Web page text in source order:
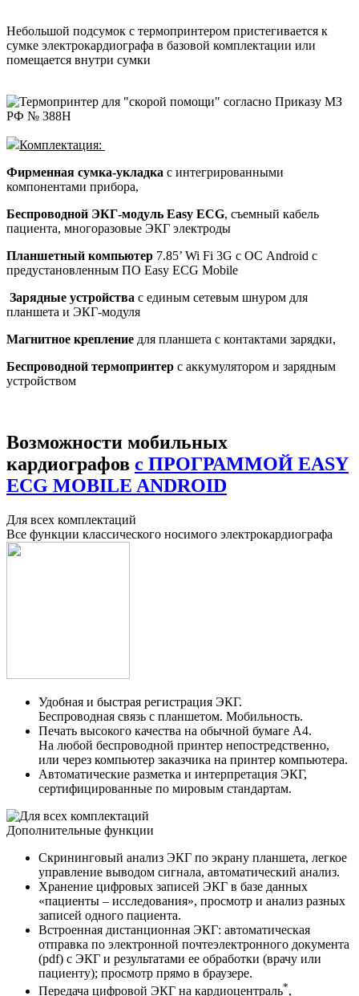
Небольшой подсумок с термопринтером пристегивается к
сумке электрокардиографа в базовой комплектации или
помещается внутри сумки
Комплектация:
Фирменная сумка-укладка с интегрированными
компонентами прибора,
Беспроводной ЭКГ-модуль Easy ECG, съемный кабель
пациента, многоразовые ЭКГ электроды
Планшетный компьютер 7.85’ Wi Fi 3G с ОС Android с
предустановленным ПО Easy ECG Mobile
Зарядные устройства с единым сетевым шнуром для
планшета и ЭКГ-модуля
Магнитное крепление для планшета с контактами зарядки,
Беспроводной термопринтер с аккумулятором и зарядным
устройством
Возможности мобильных
кардиографов с ПРОГРАММОЙ EASY
ECG MOBILE ANDROID
Для всех комплектаций
Все функции классического носимого электрокардиографа
Удобная и быстрая регистрация ЭКГ.
Беспроводная связь с планшетом. Мобильность.
Печать высокого качества на обычной бумаге А4.
На любой беспроводной принтер непостредственно,
или через компьютер заказчика на принтер компьютера.
Автоматические разметка и интерпретация ЭКГ,
сертифицированные по мировым стандартам.
Дополнительные функции
Скрининговый анализ ЭКГ по экрану планшета, легкое
управление выводом сигнала, автоматический анализ.
Хранение цифровых записей ЭКГ в базе данных
«пациенты – исследования», просмотр и анализ разных
записей одного пациента.
Встроенная дистанционная ЭКГ: автоматическая
отправка по электронной почтеэлектронного документа
(pdf) с ЭКГ и результатами ее обработки (врачу или
пациенту); просмотр прямо в браузере.
Передача цифровой ЭКГ на кардиоцентраль*,